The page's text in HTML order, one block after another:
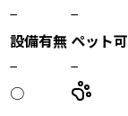
−
−
設備有無 ペット可
−
−
○